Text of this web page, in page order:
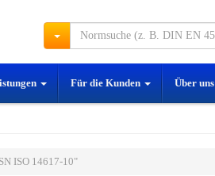
Für die Kunden Über uns
ISO 14617-10"